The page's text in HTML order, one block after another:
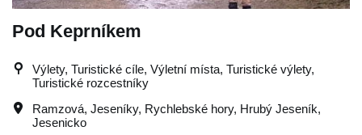
Pod Keprníkem
Výlety, Turistické cíle, Výletní místa, Turistické výlety,
Turistické rozcestníky
Ramzová, Jeseníky, Rychlebské hory, Hrubý Jeseník,
Jesenicko